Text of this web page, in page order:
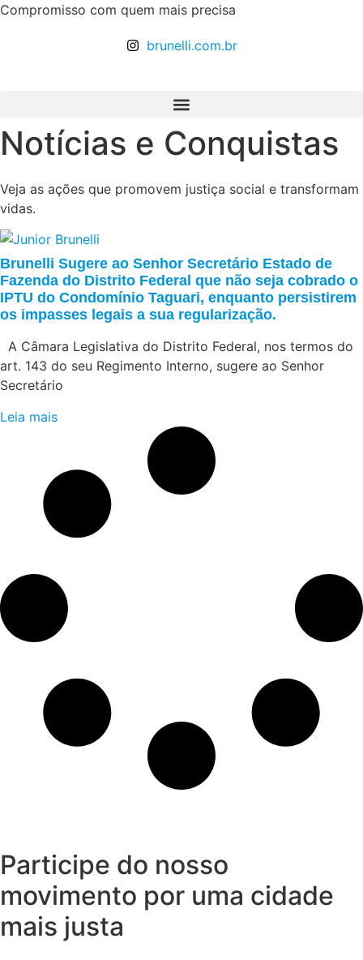
Ir
Compromisso com quem mais precisa
brunelli.com.br
Notícias e Conquistas
Veja as ações que promovem justiça social e transformam
vidas.
Brunelli Sugere ao Senhor Secretário Estado de
Fazenda do Distrito Federal que não seja cobrado o
IPTU do Condomínio Taguari, enquanto persistirem
os impasses legais a sua regularização.
A Câmara Legislativa do Distrito Federal, nos termos do
art. 143 do seu Regimento Interno, sugere ao Senhor
Secretário
Leia mais
Participe do nosso
movimento por uma cidade
mais justa